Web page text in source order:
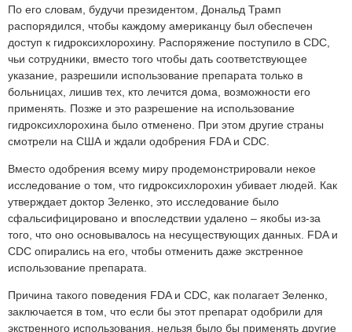
По его словам, будучи президентом, Дональд Трамп
распорядился, чтобы каждому американцу был обеспечен
доступ к гидроксихлорохину. Распоряжение поступило в CDC,
чьи сотрудники, вместо того чтобы дать соответствующее
указание, разрешили использование препарата только в
больницах, лишив тех, кто лечится дома, возможности его
применять. Позже и это разрешение на использование
гидроксихлорохина было отменено. При этом другие страны
смотрели на США и ждали одобрения FDA и CDC.
Вместо одобрения всему миру продемонстрировали некое
исследование о том, что гидроксихлорохин убивает людей. Как
утверждает доктор Зеленко, это исследование было
сфальсифицировано и впоследствии удалено – якобы из-за
того, что оно основывалось на несуществующих данных. FDA и
CDC опирались на его, чтобы отменить даже экстренное
использование препарата.
Причина такого поведения FDA и CDC, как полагает Зеленко,
заключается в том, что если бы этот препарат одобрили для
экстренного использования, нельзя было бы применять другие